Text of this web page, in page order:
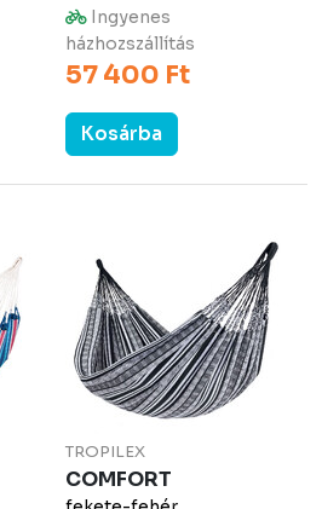
Ingyenes
házhozszállítás
57 400 Ft
Kosárba
TROPILEX
COMFORT